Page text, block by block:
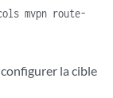
mvpn route-
la cible